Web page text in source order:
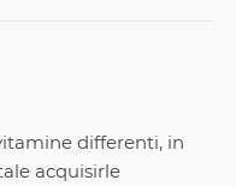
differenti, in
acquisirle